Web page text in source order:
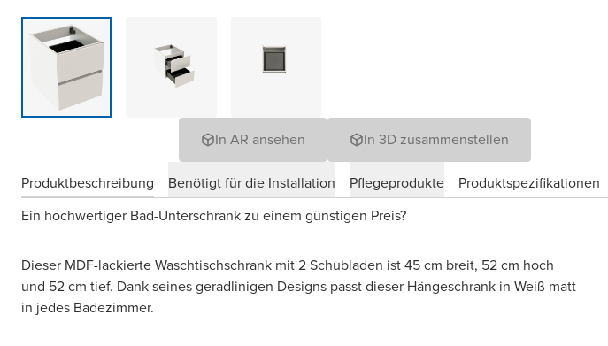
In AR ansehen In 3D zusammenstellen
Produktbeschreibung Benötigt für die Installation Pflegeprodukte Produktspezifikationen
Ein hochwertiger Bad-Unterschrank zu einem günstigen Preis?
Dieser MDF-lackierte Waschtischschrank mit 2 Schubladen ist 45 cm breit, 52 cm hoch
und 52 cm tief. Dank seines geradlinigen Designs passt dieser Hängeschrank in Weiß matt
in jedes Badezimmer.